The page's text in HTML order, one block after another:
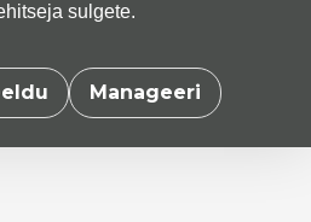
sulgete.
Manageeri